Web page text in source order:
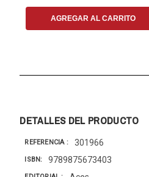
AGREGAR AL CARRITO
DETALLES DEL PRODUCTO
REFERENCIA 301966
ISBN 9789875673403